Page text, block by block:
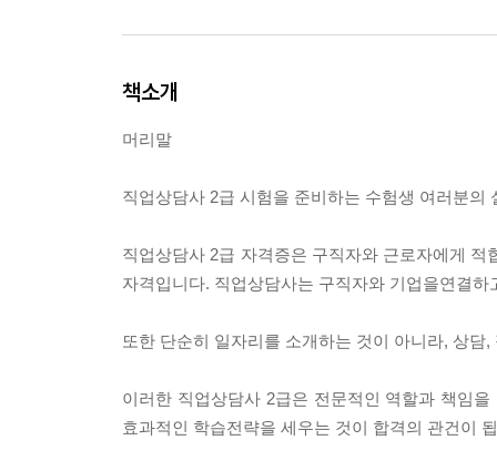
책소개
머리말
직업상담사 2급 시험을 준비하는 수험생 여러분의
직업상담사 2급 자격증은 구직자와 근로자에게
자격입니다. 직업상담사는 구직자와 기업을연결
또한 단순히 일자리를 소개하는 것이 아니라, 상
이러한 직업상담사 2급은 전문적인 역할과 책임
효과적인 학습전략을 세우는 것이 합격의 관건이